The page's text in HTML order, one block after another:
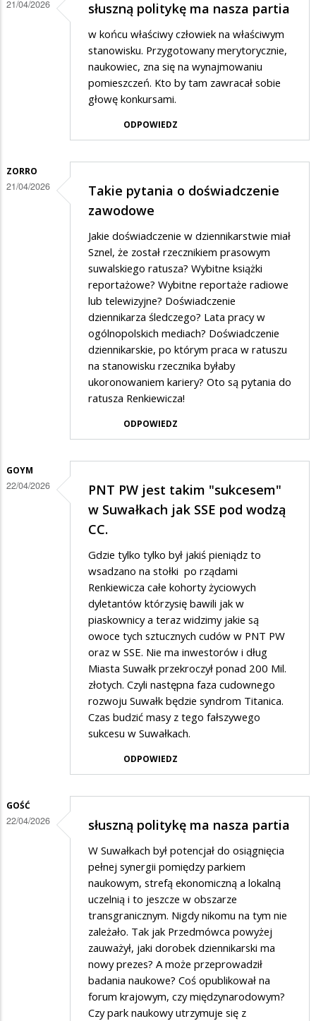
potrzebuje
21/04/2026 słuszną politykę ma nasza partia
w końcu właściwy człowiek na właściwym
stanowisku. Przygotowany merytorycznie,
naukowiec, zna się na wynajmowaniu
pomieszczeń. Kto by tam zawracał sobie
głowę konkursami.
ODPOWIEDZ
ZORRO
21/04/2026
Takie pytania o doświadczenie
zawodowe
Jakie doświadczenie w dziennikarstwie miał
Sznel, że został rzecznikiem prasowym
suwalskiego ratusza? Wybitne książki
reportażowe? Wybitne reportaże radiowe
lub telewizyjne? Doświadczenie
dziennikarza śledczego? Lata pracy w
ogólnopolskich mediach? Doświadczenie
dziennikarskie, po którym praca w ratuszu
na stanowisku rzecznika byłaby
ukoronowaniem kariery? Oto są pytania do
ratusza Renkiewicza!
ODPOWIEDZ
GOYM
22/04/2026
PNT PW jest takim "sukcesem"
w Suwałkach jak SSE pod wodzą
CC.
Gdzie tylko tylko był jakiś pieniądz to
wsadzano na stołki po rządami
Renkiewicza całe kohorty życiowych
dyletantów którzysię bawili jak w
piaskownicy a teraz widzimy jakie są
owoce tych sztucznych cudów w PNT PW
oraz w SSE. Nie ma inwestorów i dług
Miasta Suwałk przekroczył ponad 200 Mil.
złotych. Czyli następna faza cudownego
rozwoju Suwałk będzie syndrom Titanica.
Czas budzić masy z tego fałszywego
sukcesu w Suwałkach.
ODPOWIEDZ
GOŚĆ
22/04/2026 słuszną politykę ma nasza partia
W Suwałkach był potencjał do osiągnięcia
pełnej synergii pomiędzy parkiem
naukowym, strefą ekonomiczną a lokalną
uczelnią i to jeszcze w obszarze
transgranicznym. Nigdy nikomu na tym nie
zależało. Tak jak Przedmówca powyżej
zauważył, jaki dorobek dziennikarski ma
nowy prezes? A może przeprowadził
badania naukowe? Coś opublikował na
forum krajowym, czy międzynarodowym?
Czy park naukowy utrzymuje się z